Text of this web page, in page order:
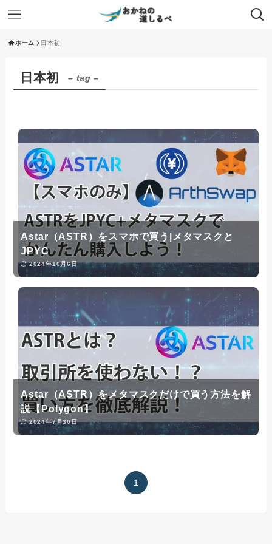
ホーム 日本初
日本初 – tag –
Astar（ASTR）をスマホで買う|メタマスクと
JPYC
2024年10月6日
Astar（ASTR）をメタマスクだけで買う方法を解
説【Polygon】
2024年7月30日
1